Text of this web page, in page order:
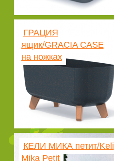
ГРАЦИЯ
ящик/GRACIA CASE
на ножках
КЕЛИ МИКА петит/Keli
Mika Petit